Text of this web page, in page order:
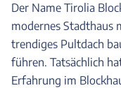
Der Name Tirolia
modernes Stadthaus
trendiges Pultdach
führen. Tatsächlich
Erfahrung im